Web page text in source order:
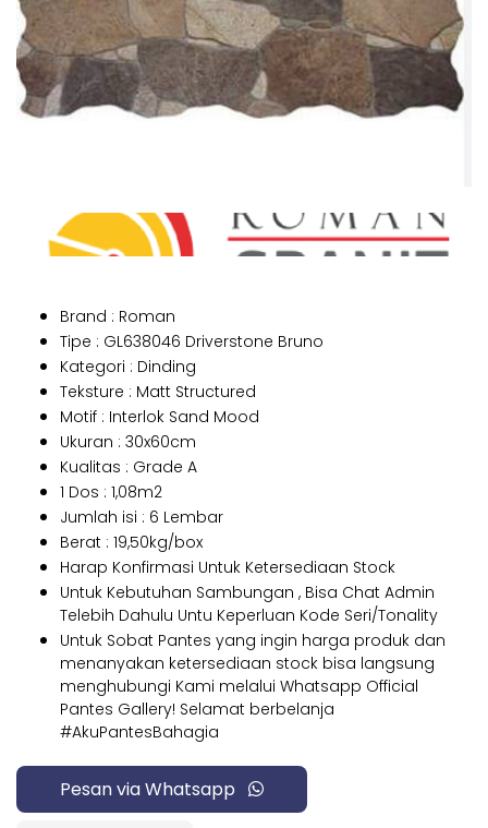
Brand : Roman
Tipe : GL638046 Driverstone Bruno
Kategori : Dinding
Teksture : Matt Structured
Motif : Interlok Sand Mood
Ukuran : 30x60cm
Kualitas : Grade A
1 Dos : 1,08m2
Jumlah isi : 6 Lembar
Berat : 19,50kg/box
Harap Konfirmasi Untuk Ketersediaan Stock
Untuk Kebutuhan Sambungan , Bisa Chat Admin
Telebih Dahulu Untu Keperluan Kode Seri/Tonality
Untuk Sobat Pantes yang ingin harga produk dan
menanyakan ketersediaan stock bisa langsung
menghubungi Kami melalui Whatsapp Official
Pantes Gallery! Selamat berbelanja
#AkuPantesBahagia
Pesan via Whatsapp